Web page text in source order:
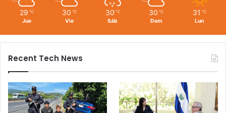
29 ℃
Jue
30 ℃
Vie
30 ℃
Sáb
30 ℃
Dom
31 ℃
Lun
Recent Tech News